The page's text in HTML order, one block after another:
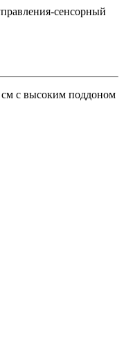
сенсорный
с высоким поддоном